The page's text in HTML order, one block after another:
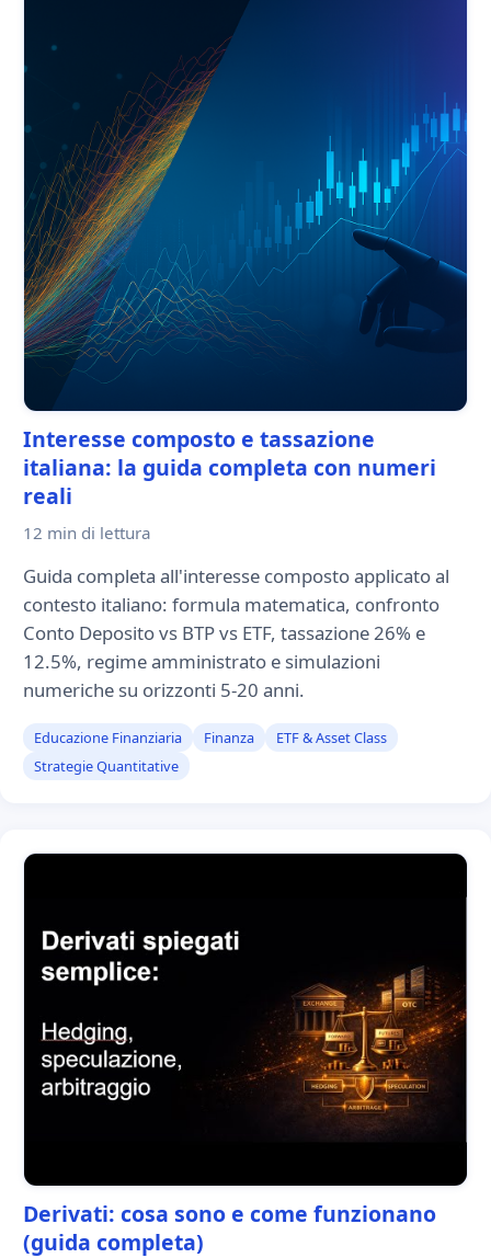
Interesse composto e tassazione
italiana: la guida completa con numeri
reali
12 min di lettura
Guida completa all'interesse composto applicato al
contesto italiano: formula matematica, confronto
Conto Deposito vs BTP vs ETF, tassazione 26% e
12.5%, regime amministrato e simulazioni
numeriche su orizzonti 5-20 anni.
Educazione Finanziaria Finanza
ETF & Asset Class
Strategie Quantitative
Derivati: cosa sono e come funzionano
(guida completa)